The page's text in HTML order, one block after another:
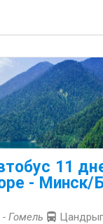
11
- Минск/
Гомель